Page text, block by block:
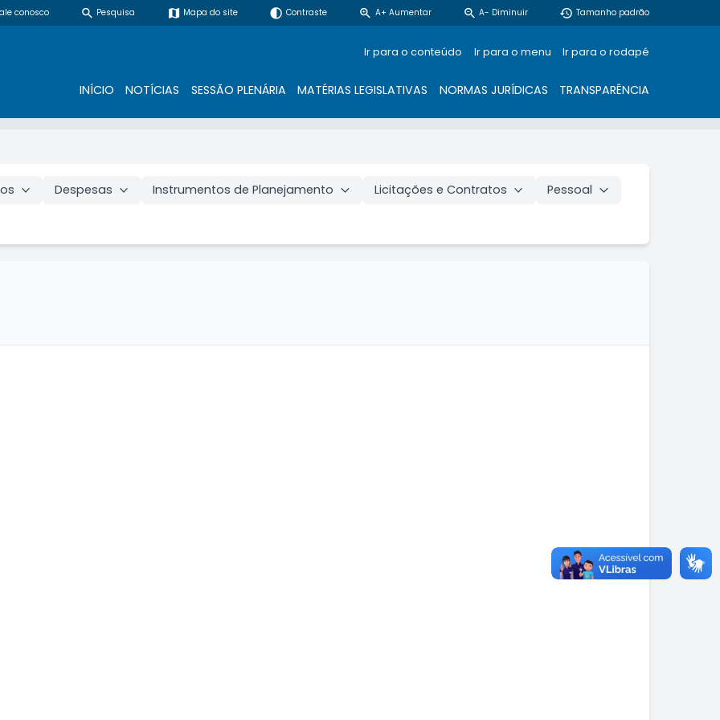
conosco search Pesquisa map Mapa do site contrast Contraste zoom_in A+ Aumentar zoom_out A- Diminuir restore Tamanho padrão
Ir para o conteúdo Ir para o menu Ir para o rodapé
INÍCIO NOTÍCIAS SESSÃO PLENÁRIA MATÉRIAS LEGISLATIVAS NORMAS JURÍDICAS TRANSPARÊNCIA
Despesas Instrumentos de Planejamento Licitações e Contratos
Pessoal